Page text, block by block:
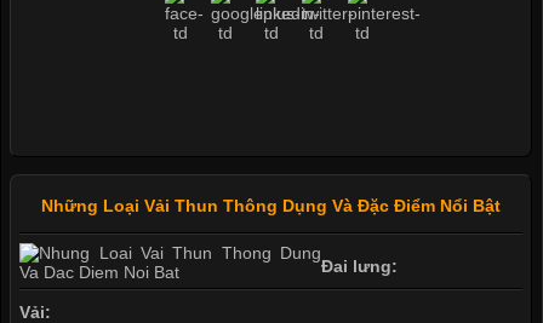
Những Loại Vải Thun Thông Dụng Và Đặc Điểm Nổi Bật
Đai lưng:
Vải: